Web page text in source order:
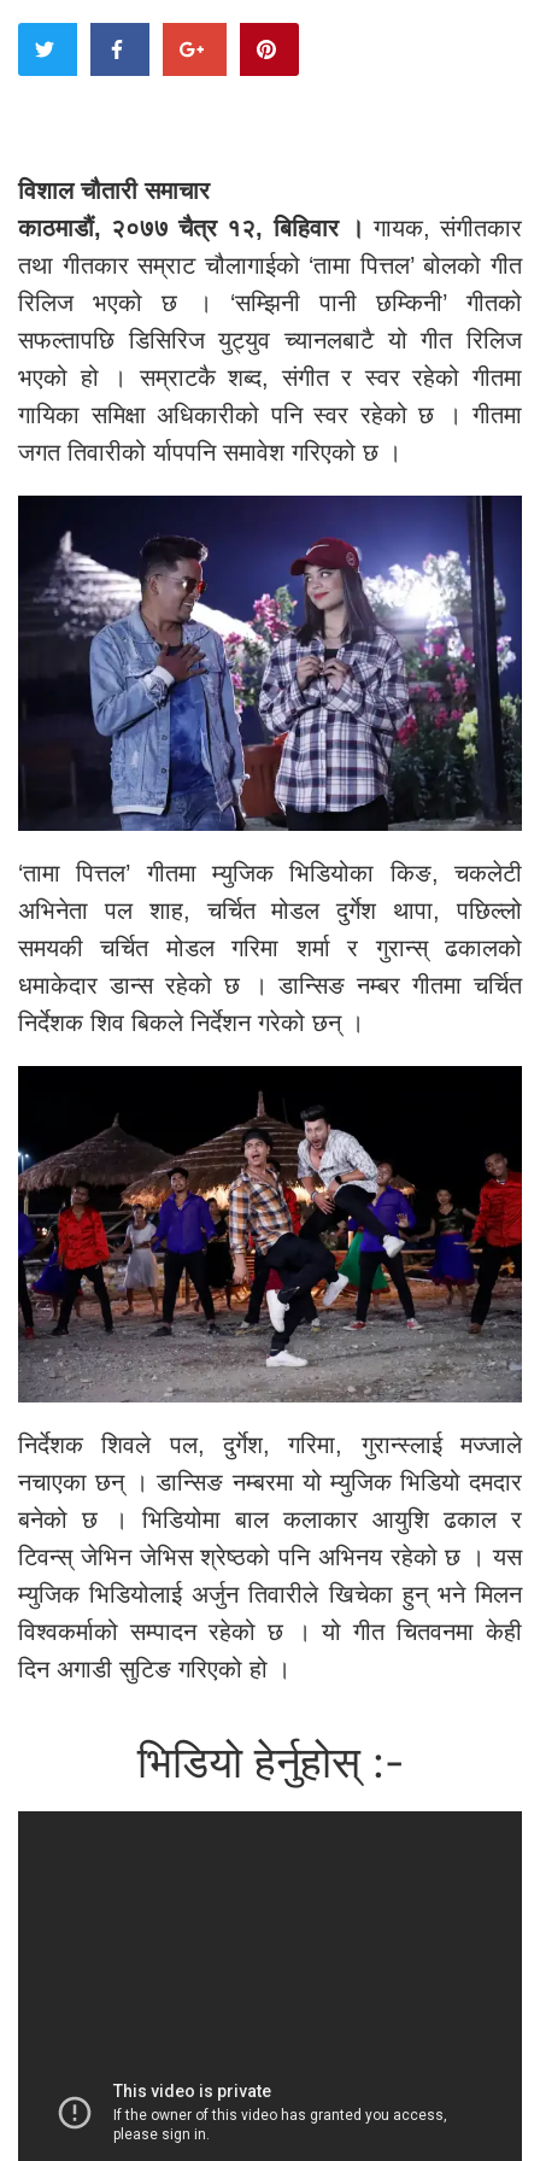
विशाल चौतारी समाचार
काठमाडौं, २०७७ चैत्र १२, बिहिवार । गायक, संगीतकार
तथा गीतकार सम्राट चौलागाईको ‘तामा पित्तल’ बोलको गीत
रिलिज भएको छ । ‘सम्झिनी पानी छम्किनी’ गीतको
सफल्तापछि डिसिरिज युट्युव च्यानलबाटै यो गीत रिलिज
भएको हो । सम्राटकै शब्द, संगीत र स्वर रहेको गीतमा
गायिका समिक्षा अधिकारीको पनि स्वर रहेको छ । गीतमा
जगत तिवारीको र्यापपनि समावेश गरिएको छ ।
‘तामा पित्तल’ गीतमा म्युजिक भिडियोका किङ, चकलेटी
अभिनेता पल शाह, चर्चित मोडल दुर्गेश थापा, पछिल्लो
समयकी चर्चित मोडल गरिमा शर्मा र गुरान्स् ढकालको
धमाकेदार डान्स रहेको छ । डान्सिङ नम्बर गीतमा चर्चित
निर्देशक शिव बिकले निर्देशन गरेको छन् ।
निर्देशक शिवले पल, दुर्गेश, गरिमा, गुरान्स्लाई मज्जाले
नचाएका छन् । डान्सिङ नम्बरमा यो म्युजिक भिडियो दमदार
बनेको छ । भिडियोमा बाल कलाकार आयुशि ढकाल र
टिवन्स् जेभिन जेभिस श्रेष्ठको पनि अभिनय रहेको छ । यस
म्युजिक भिडियोलाई अर्जुन तिवारीले खिचेका हुन् भने मिलन
विश्वकर्माको सम्पादन रहेको छ । यो गीत चितवनमा केही
दिन अगाडी सुटिङ गरिएको हो ।
भिडियो हेर्नुहोस् :-